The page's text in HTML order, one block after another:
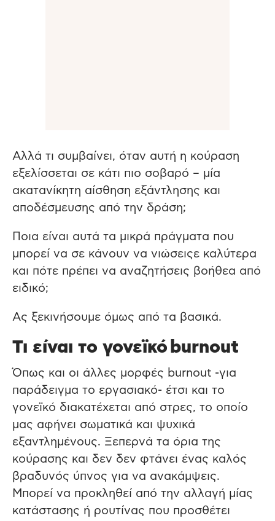
Αλλά τι συμβαίνει, όταν αυτή η κούραση
εξελίσσεται σε κάτι πιο σοβαρό – μία
ακατανίκητη αίσθηση εξάντλησης και
αποδέσμευσης από την δράση;
Ποια είναι αυτά τα μικρά πράγματα που
μπορεί να σε κάνουν να νιώσειςε καλύτερα
και πότε πρέπει να αναζητήσεις βοήθεα από
ειδικό;
Ας ξεκινήσουμε όμως από τα βασικά.
Τι είναι το γονεϊκό burnout
Όπως και οι άλλες μορφές burnout -για
παράδειγμα το εργασιακό- έτσι και το
γονεϊκό διακατέχεται από στρες, το οποίο
μας αφήνει σωματικά και ψυχικά
εξαντλημένους. Ξεπερνά τα όρια της
κούρασης και δεν δεν φτάνει ένας καλός
βραδυνός ύπνος για να ανακάμψεις.
Μπορεί να προκληθεί από την αλλαγή μίας
κατάστασης ή ρουτίνας που προσθέτει